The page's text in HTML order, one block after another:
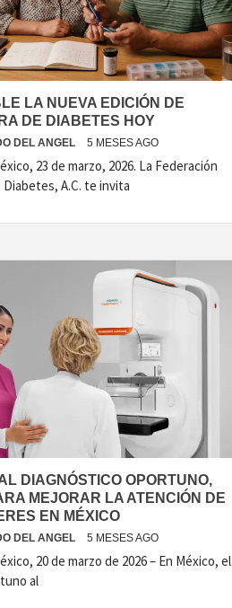
LA NUEVA EDICIÓN DE
DE DIABETES HOY
DEL ANGEL 5 MESES AGO
23 de marzo, 2026. La Federación
Diabetes, A.C. te invita
DIAGNÓSTICO OPORTUNO,
MEJORAR LA ATENCIÓN DE
EN MÉXICO
DEL ANGEL 5 MESES AGO
20 de marzo de 2026 – En México, el
al